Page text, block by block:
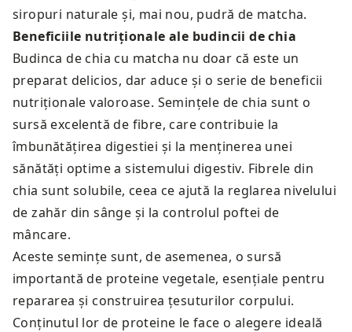
siropuri naturale și, mai nou, pudră de matcha.
Beneficiile nutriționale ale budincii de chia
Budinca de chia cu matcha nu doar că este un
preparat delicios, dar aduce și o serie de beneficii
nutriționale valoroase. Semințele de chia sunt o
sursă excelentă de fibre, care contribuie la
îmbunătățirea digestiei și la menținerea unei
sănătăți optime a sistemului digestiv. Fibrele din
chia sunt solubile, ceea ce ajută la reglarea nivelului
de zahăr din sânge și la controlul poftei de
mâncare.
Aceste semințe sunt, de asemenea, o sursă
importantă de proteine vegetale, esențiale pentru
repararea și construirea țesuturilor corpului.
Conținutul lor de proteine le face o alegere ideală